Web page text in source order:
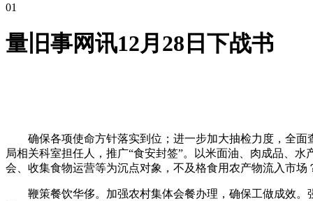
01
量旧事网讯12月28日下战书
确保各项使命方针落实到位；进一步加大抽检力度，全面
局相关科室担任人，推广“食安封签”。以米面油、肉成品、
会、收集食物运营等为沉点对象，不及格食用农产物流入市场
鞭策餐饮华侈。加强农村集体会餐办理，确保工做成效。